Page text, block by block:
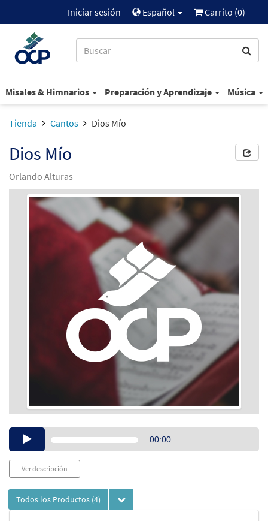
Iniciar sesión Español Carrito (0)
Misales & Himnarios Preparación y Aprendizaje Música
Tienda Cantos Dios Mío
Dios Mío
Orlando Alturas
Audio00:00
Ver descripción
Todos los Productos (4)